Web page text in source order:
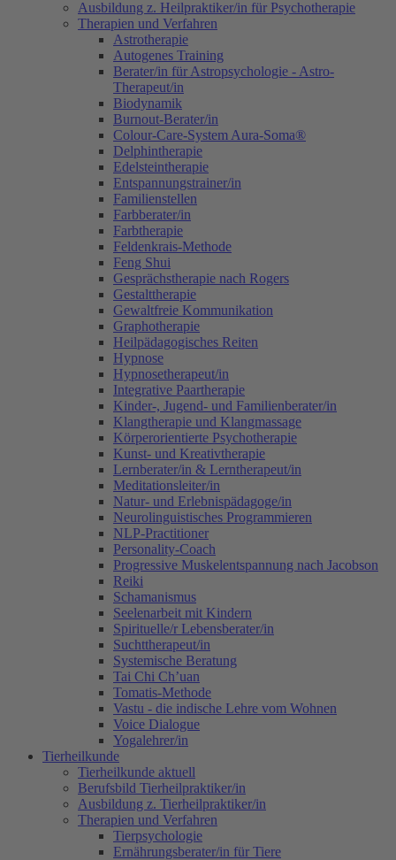
Ausbildung z. Heilpraktiker/in für Psychotherapie
Therapien und Verfahren
Astrotherapie
Autogenes Training
Berater/in für Astropsychologie - Astro-
Therapeut/in
Biodynamik
Burnout-Berater/in
Colour-Care-System Aura-Soma®
Delphintherapie
Edelsteintherapie
Entspannungstrainer/in
Familienstellen
Farbberater/in
Farbtherapie
Feldenkrais-Methode
Feng Shui
Gesprächstherapie nach Rogers
Gestalttherapie
Gewaltfreie Kommunikation
Graphotherapie
Heilpädagogisches Reiten
Hypnose
Hypnosetherapeut/in
Integrative Paartherapie
Kinder-, Jugend- und Familienberater/in
Klangtherapie und Klangmassage
Körperorientierte Psychotherapie
Kunst- und Kreativtherapie
Lernberater/in & Lerntherapeut/in
Meditationsleiter/in
Natur- und Erlebnispädagoge/in
Neurolinguistisches Programmieren
NLP-Practitioner
Personality-Coach
Progressive Muskelentspannung nach Jacobson
Reiki
Schamanismus
Seelenarbeit mit Kindern
Spirituelle/r Lebensberater/in
Suchttherapeut/in
Systemische Beratung
Tai Chi Ch’uan
Tomatis-Methode
Vastu - die indische Lehre vom Wohnen
Voice Dialogue
Yogalehrer/in
Tierheilkunde
Tierheilkunde aktuell
Berufsbild Tierheilpraktiker/in
Ausbildung z. Tierheilpraktiker/in
Therapien und Verfahren
Tierpsychologie
Ernährungsberater/in für Tiere